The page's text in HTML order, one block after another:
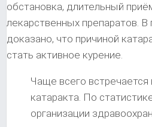
обстановка, длительный
лекарственных препаратов.
доказано, что причиной
стать активное курение.
Чаще всего встречается
катаракта. По
организации